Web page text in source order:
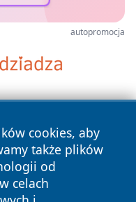
autopromocja
cookies, aby
także plików
od
celachprawa